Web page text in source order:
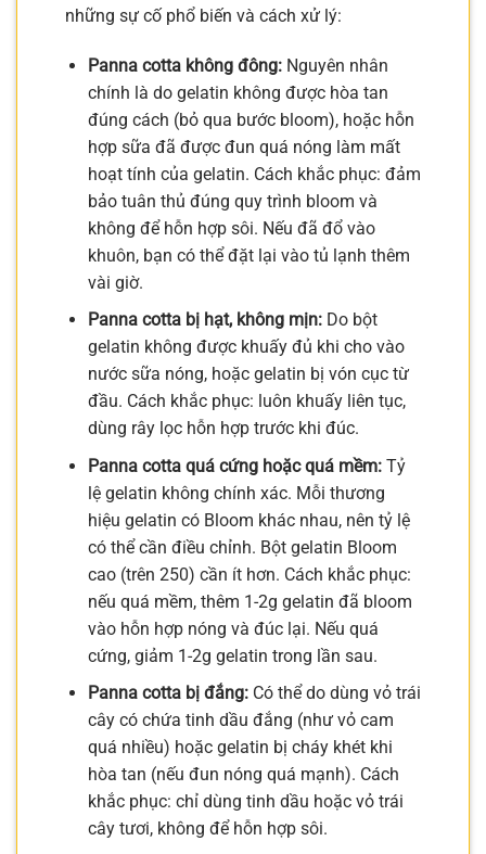
những sự cố phổ biến và cách xử lý:
Panna cotta không đông:Nguyên nhân
chính là do gelatin không được hòa tan
đúng cách (bỏ qua bước bloom), hoặc hỗn
hợp sữa đã được đun quá nóng làm mất
hoạt tính của gelatin. Cách khắc phục: đảm
bảo tuân thủ đúng quy trình bloom và
không để hỗn hợp sôi. Nếu đã đổ vào
khuôn, bạn có thể đặt lại vào tủ lạnh thêm
vài giờ.
Panna cotta bị hạt, không mịn:Do bột
gelatin không được khuấy đủ khi cho vào
nước sữa nóng, hoặc gelatin bị vón cục từ
đầu. Cách khắc phục: luôn khuấy liên tục,
dùng rây lọc hỗn hợp trước khi đúc.
Panna cotta quá cứng hoặc quá mềm:Tỷ
lệ gelatin không chính xác. Mỗi thương
hiệu gelatin có Bloom khác nhau, nên tỷ lệ
có thể cần điều chỉnh. Bột gelatin Bloom
cao (trên 250) cần ít hơn. Cách khắc phục:
nếu quá mềm, thêm 1-2g gelatin đã bloom
vào hỗn hợp nóng và đúc lại. Nếu quá
cứng, giảm 1-2g gelatin trong lần sau.
Panna cotta bị đắng:Có thể do dùng vỏ trái
cây có chứa tinh dầu đắng (như vỏ cam
quá nhiều) hoặc gelatin bị cháy khét khi
hòa tan (nếu đun nóng quá mạnh). Cách
khắc phục: chỉ dùng tinh dầu hoặc vỏ trái
cây tươi, không để hỗn hợp sôi.